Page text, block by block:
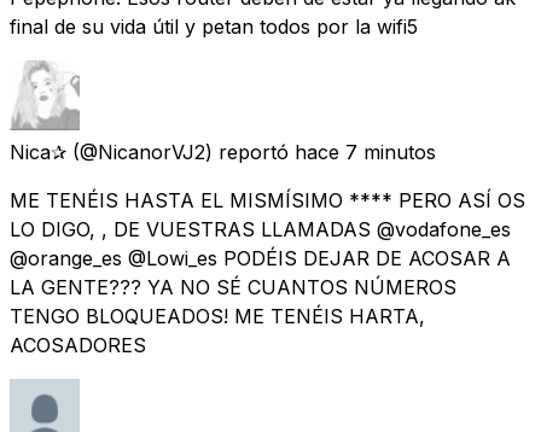
final de su vida útil y petan todos por la wifi5
Nica✰ (@NicanorVJ2) reportó hace 7 minutos
ME TENÉIS HASTA EL MISMÍSIMO **** PERO ASÍ OS
LO DIGO, , DE VUESTRAS LLAMADAS @vodafone_es
@orange_es @Lowi_es PODÉIS DEJAR DE ACOSAR A
LA GENTE??? YA NO SÉ CUANTOS NÚMEROS
TENGO BLOQUEADOS! ME TENÉIS HARTA,
ACOSADORES